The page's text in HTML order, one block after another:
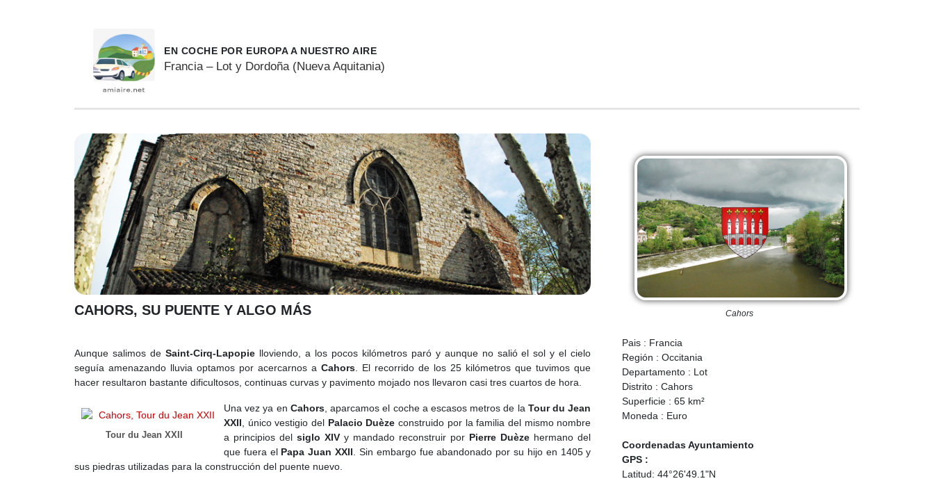
EN COCHE POR EUROPA A NUESTRO AIRE
Francia – Lot y Dordoña (Nueva Aquitania)
CAHORS, SU PUENTE Y ALGO MÁS
Aunque salimos de Saint-Cirq-Lapopielloviendo, a los pocos kilómetros paró y aunque no salió el sol y el cielo
seguía amenazando lluvia optamos por acercarnos aCahors . El recorrido de los 25 kilómetros que tuvimos que
hacer resultaron bastante dificultosos, continuas curvas y pavimento mojado nos llevaron casi tres cuartos de hora.
Tour du Jean XXII
Una vez ya en Cahors, aparcamos el coche a escasos metros de la Tour du Jean
XXII , único vestigio del Palacio Duèze construido por la familia del mismo nombre
a principios delsiglo XIV y mandado reconstruir por Pierre Duèze hermano del
que fuera el Papa Juan XXII . Sin embargo fue abandonado por su hijo en 1405 y
sus piedras utilizadas para la construcción del puente nuevo.
Cahors
Pais : Francia
Región : Occitania
Departamento : Lot
Distrito : Cahors
Superficie : 65 km²
Moneda : Euro
Coordenadas Ayuntamiento
GPS :
Latitud: 44°26'49.1"N